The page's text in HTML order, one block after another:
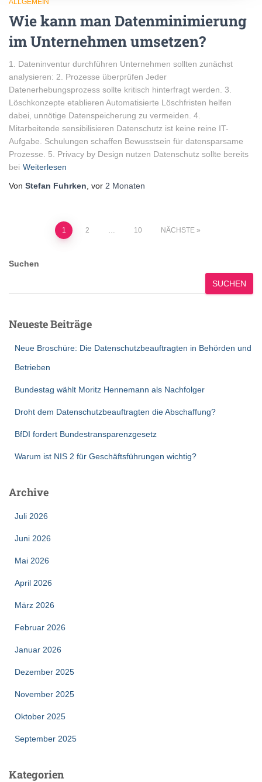
Wie kann man Datenminimierung
im Unternehmen umsetzen?
1. Dateninventur durchführen Unternehmen sollten zunächst
analysieren: 2. Prozesse überprüfen Jeder
Datenerhebungsprozess sollte kritisch hinterfragt werden. 3.
Löschkonzepte etablieren Automatisierte Löschfristen helfen
dabei, unnötige Datenspeicherung zu vermeiden. 4.
Mitarbeitende sensibilisieren Datenschutz ist keine reine IT-
Aufgabe. Schulungen schaffen Bewusstsein für datensparsame
Prozesse. 5. Privacy by Design nutzen Datenschutz sollte bereits
bei Weiterlesen
Von Stefan Fuhrken , vor 2 Monaten
Seitennummerierung
der
1 2 10 NÄCHSTE
Suchen
SUCHEN
Neueste Beiträge
Neue Broschüre: Die Datenschutzbeauftragten in Behörden und
Betrieben
Bundestag wählt Moritz Hennemann als Nachfolger
Droht dem Datenschutzbeauftragten die Abschaffung?
BfDI fordert Bundestransparenzgesetz
Warum ist NIS 2 für Geschäftsführungen wichtig?
Archive
Juli 2026
Juni 2026
Mai 2026
April 2026
März 2026
Februar 2026
Januar 2026
Dezember 2025
November 2025
Oktober 2025
September 2025
Kategorien